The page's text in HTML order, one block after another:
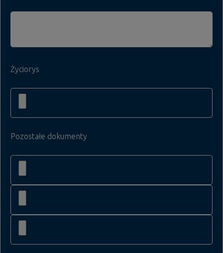
Życiorys
Pozostałe dokumenty